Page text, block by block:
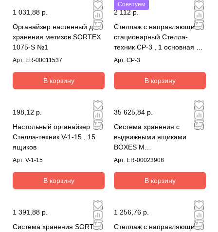
1 031,88 р.
Органайзер настенный для
хранения метизов SORTEX
1075-S №1
Арт. ER-00011537
В корзину
Советуем
2 112 р.
Стеллаж с направляющими
стационарный Стелла-
техник CP-3 , 1 основная и 2
дополнительные
Арт. CP-3
В корзину
198,12 р.
Настольный органайзер
Стелла-техник V-1-15 , 15
ящиков
Арт. V-1-15
В корзину
35 625,84 р.
Система хранения с
выдвижными ящиками
BOXES M
2000.1500.400.M140
Арт. ER-00023908
В корзину
1 391,88 р.
Система хранения SORTEX
1 256,76 р.
Стеллаж с направляющими